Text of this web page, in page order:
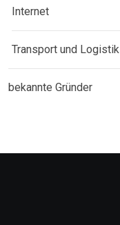
Internet
Transport und Logistik
bekannte Gründer